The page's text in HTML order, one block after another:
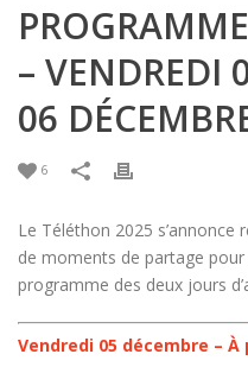
– VENDREDI
06
6
Le Téléthon 2025 s’annonce
de moments de partage
programme des deux jours
Vendredi 05 décembre –